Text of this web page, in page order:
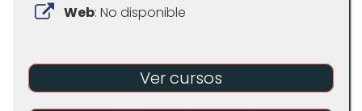
Web: No disponible
Ver cursos